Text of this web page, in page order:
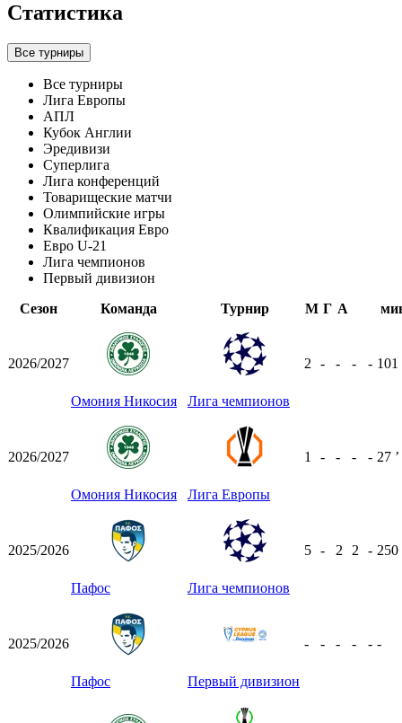
Статистика
Все турниры
Все турниры
Лига Европы
АПЛ
Кубок Англии
Эредивизи
Суперлига
Лига конференций
Товарищеские матчи
Олимпийские игры
Квалификация Евро
Евро U-21
Лига чемпионов
Первый дивизион
Сезон
Команда Турнир М Г А
2026/2027
Омония Никосия Лига чемпионов
2 - - - - 101
2026/2027
Омония Никосия Лига Европы
1 - - - - 27 ʼ
2025/2026
Пафос Лига чемпионов
5 - 2 2 - 250
2025/2026
Пафос Первый дивизион
- - - - - -